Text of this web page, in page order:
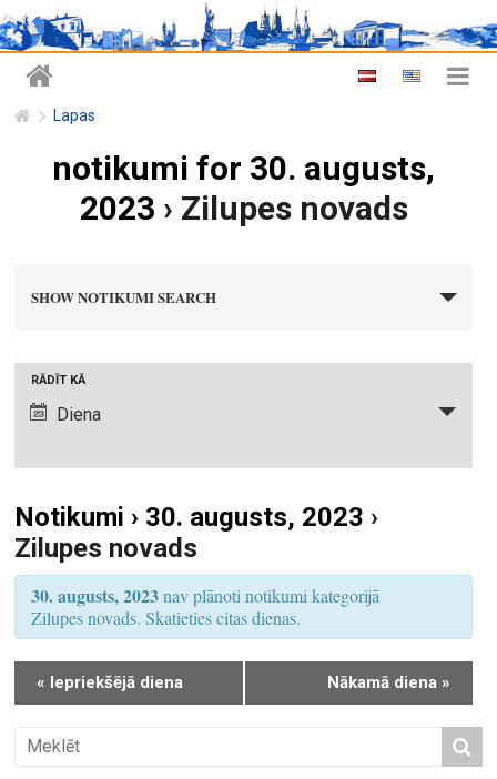
Lapas
notikumi for 30. augusts,
2023 › Zilupes novads
i
S
e
a
c
h
a
d
SHOW NOTIKUMI SEARCH
i
u
m
s
i
e
N
RĀDĪT KĀ
Diena
Notikumi › 30. augusts, 2023 ›
Zilupes novads
30. augusts, 2023nav plānoti notikumi kategorijā
Zilupes novads. Skatieties citas dienas.
« Iepriekšējā diena Nākamā diena »